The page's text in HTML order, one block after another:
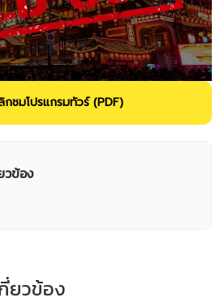
กชมโปรแกรมทัวร์ (PDF)
วข้อง
ยวข้อง